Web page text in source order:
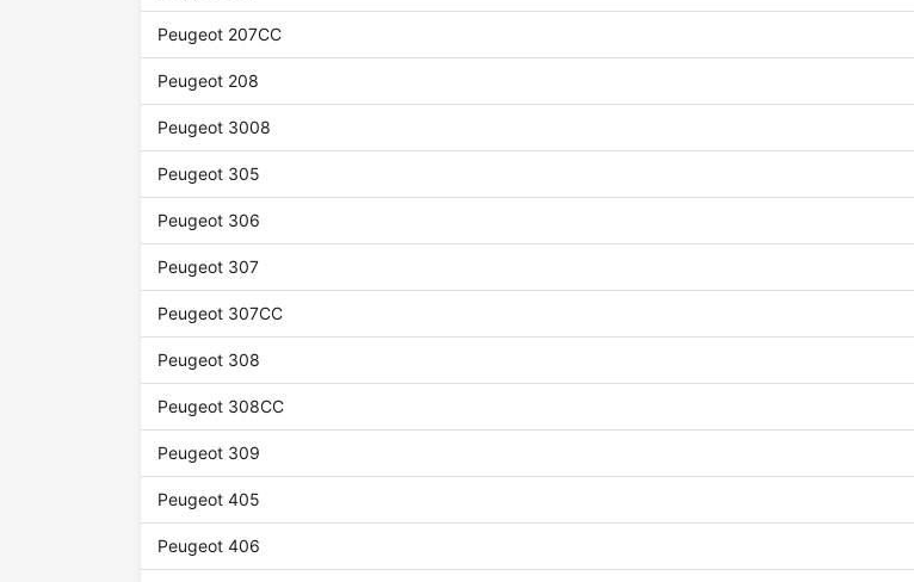
Peugeot 207CC
Peugeot 208
Peugeot 3008
Peugeot 305
Peugeot 306
Peugeot 307
Peugeot 307CC
Peugeot 308
Peugeot 308CC
Peugeot 309
Peugeot 405
Peugeot 406